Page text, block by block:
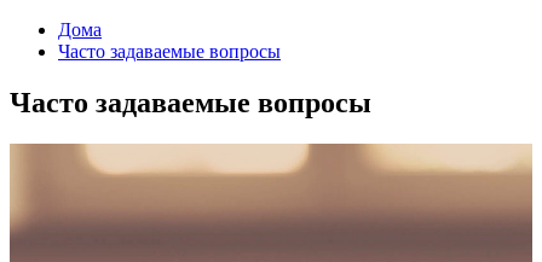
Дома
Часто задаваемые вопросы
Часто задаваемые вопросы